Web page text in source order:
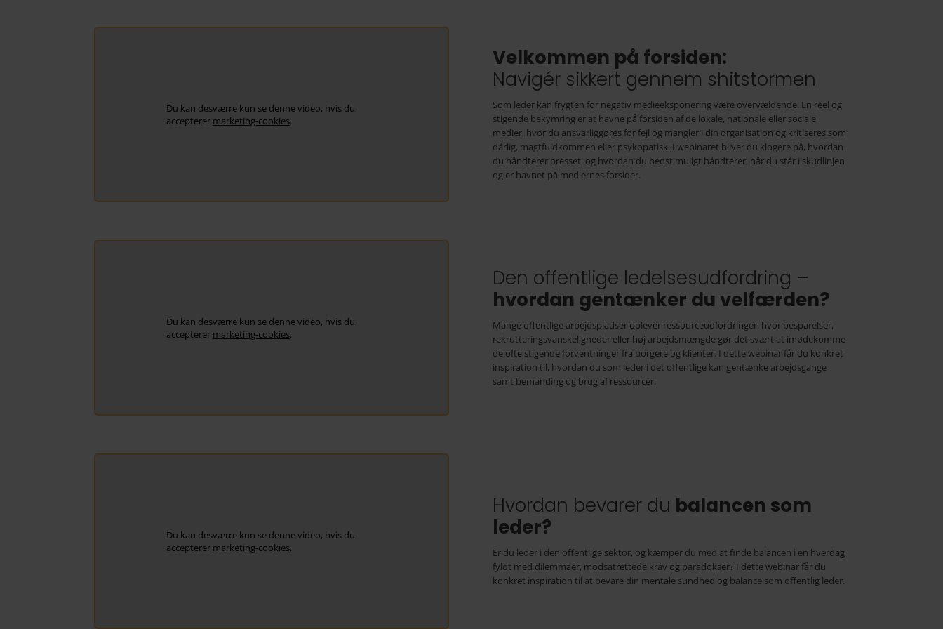
Du kan desværre kun se denne video, hvis du
accepterer marketing-cookies.
Velkommen på forsiden:
Navigér sikkert gennem shitstormen
Som leder kan frygten for negativ medieeksponering være overvældende. En reel og
stigende bekymring er at havne på forsiden af de lokale, nationale eller sociale
medier, hvor du ansvarliggøres for fejl og mangler i din organisation og kritiseres som
dårlig, magtfuldkommen eller psykopatisk. I webinaret bliver du klogere på, hvordan
du håndterer presset, og hvordan du bedst muligt håndterer, når du står i skudlinjen
og er havnet på mediernes forsider.
Du kan desværre kun se denne video, hvis du
accepterer marketing-cookies.
hvordan gentænker du velfærden?
Mange offentlige arbejdspladser oplever ressourceudfordringer, hvor besparelser,
rekrutteringsvanskeligheder eller høj arbejdsmængde gør det svært at imødekomme
de ofte stigende forventninger fra borgere og klienter. I dette webinar får du konkret
inspiration til, hvordan du som leder i det offentlige kan gentænke arbejdsgange
samt bemanding og brug af ressourcer.
Du kan desværre kun se denne video, hvis du
accepterer marketing-cookies.
Hvordan bevarer du balancen som
leder?
Er du leder i den offentlige sektor, og kæmper du med at finde balancen i en hverdag
fyldt med dilemmaer, modsatrettede krav og paradokser? I dette webinar får du
konkret inspiration til at bevare din mentale sundhed og balance som offentlig leder.